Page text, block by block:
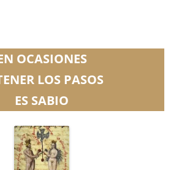
OCASIONES
LOS PASOS
ES SABIO